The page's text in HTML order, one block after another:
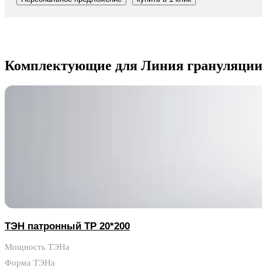
Комплектующие для Линия грануляции
ТЭН патронный TP 20*200
Мощность ТЭНа
Форма ТЭНа